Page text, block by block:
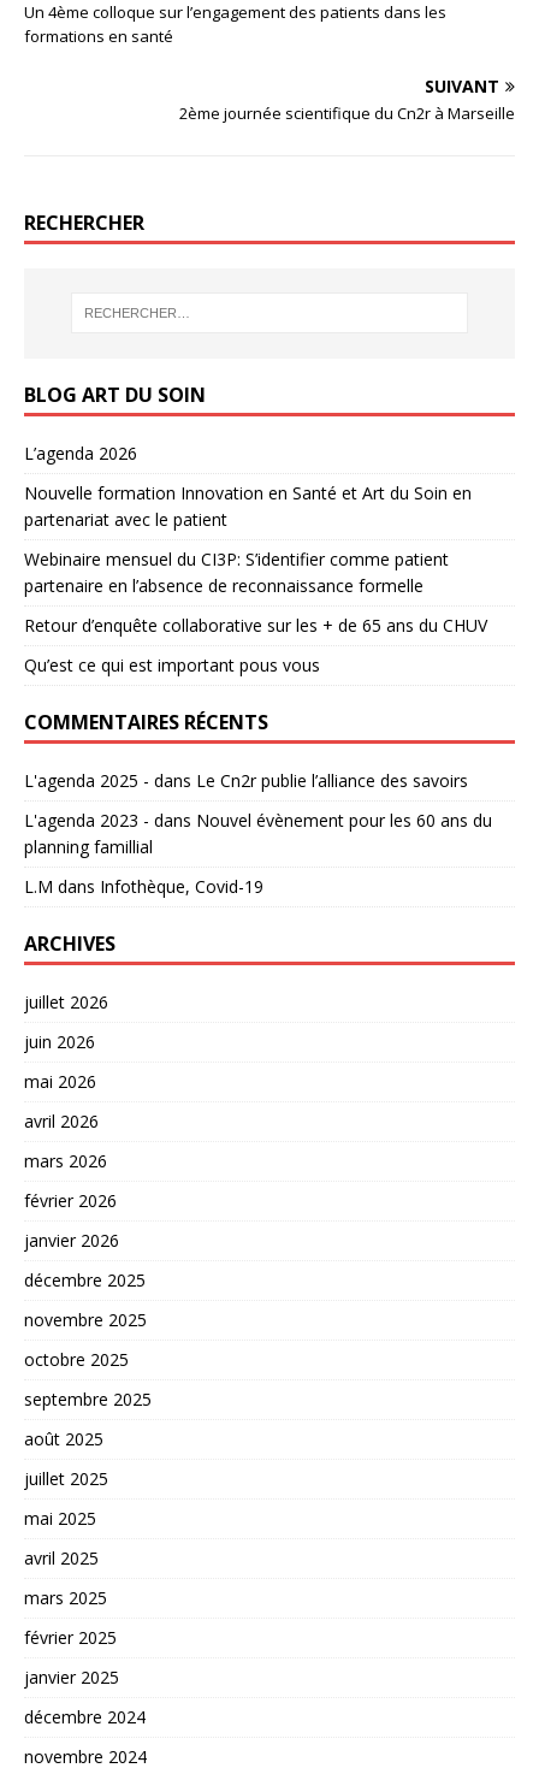
Un 4ème colloque sur l’engagement des patients dans les
formations en santé
SUIVANT
2ème journée scientifique du Cn2r à Marseille
RECHERCHER
BLOG ART DU SOIN
L’agenda 2026
Nouvelle formation Innovation en Santé et Art du Soin en
partenariat avec le patient
Webinaire mensuel du CI3P: S’identifier comme patient
partenaire en l’absence de reconnaissance formelle
Retour d’enquête collaborative sur les + de 65 ans du CHUV
Qu’est ce qui est important pous vous
COMMENTAIRES RÉCENTS
L'agenda 2025 - dans Le Cn2r publie l’alliance des savoirs
L'agenda 2023 - dans Nouvel évènement pour les 60 ans du
planning famillial
L.M dans Infothèque, Covid-19
ARCHIVES
juillet 2026
juin 2026
mai 2026
avril 2026
mars 2026
février 2026
janvier 2026
décembre 2025
novembre 2025
octobre 2025
septembre 2025
août 2025
juillet 2025
mai 2025
avril 2025
mars 2025
février 2025
janvier 2025
décembre 2024
novembre 2024